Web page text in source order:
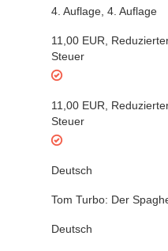
4. Auflage 4. Auflage
11,00 EUR
Steuer
11,00 EUR
Steuer
Deutsch
Tom Turbo: Der
Deutsch